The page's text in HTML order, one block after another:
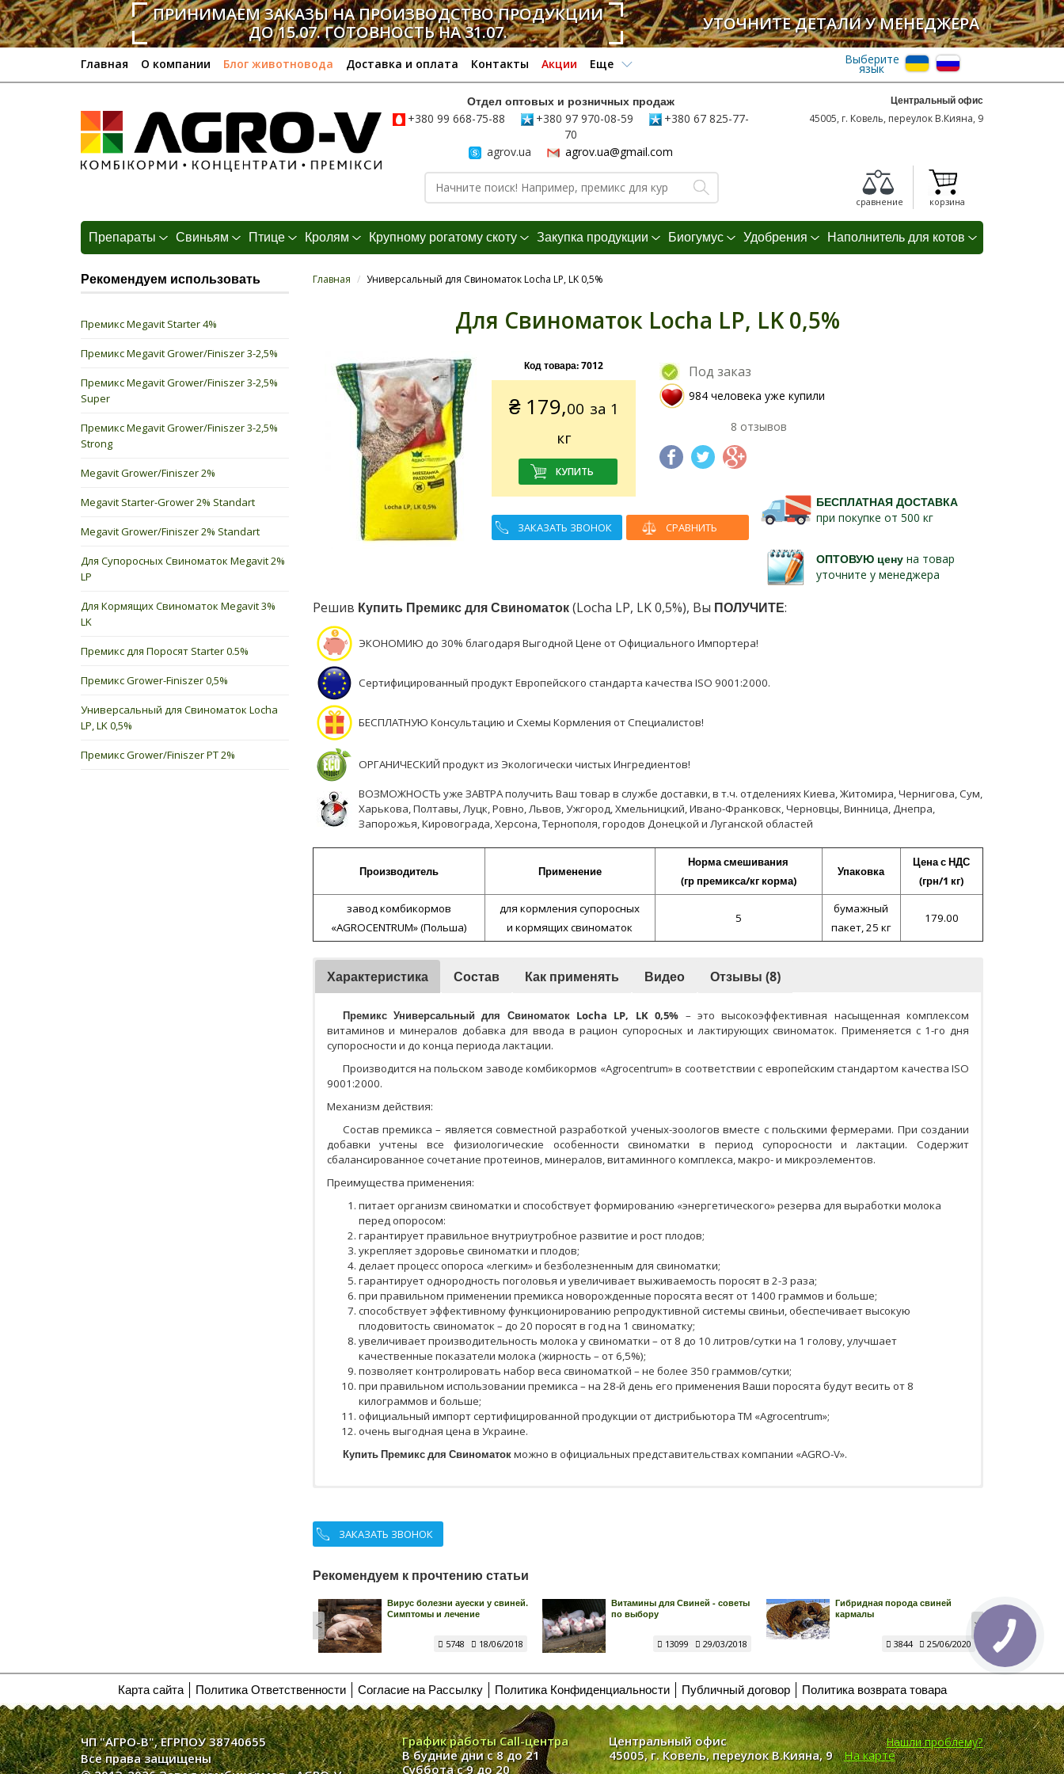
ПРИНИМАЕМ ЗАКАЗЫ НА ПРОИЗВОДСТВО ПРОДУКЦИИ
ДО 15.07. ГОТОВНОСТЬ НА 31.07.
УТОЧНИТЕ ДЕТАЛИ У МЕНЕДЖЕРА
Главная О компании Блог животновода Доставка и оплата Контакты Акции Еще Выберите
язык
Отдел оптовых и розничных продаж
+380 99 668-75-88
+380 97 970-08-59
+380 67 825-77-
70
agrov.ua
agrov.ua@gmail.com
Центральный офис
45005, г. Ковель, переулок В.Кияна, 9
сравнение корзина
Препараты Свиньям Птице Кролям Крупному рогатому скоту Закупка продукции Биогумус Удобрения Наполнитель для котов
Рекомендуем использовать
Премикс Megavit Starter 4%
Премикс Megavit Grower/Finiszer 3-2,5%
Премикс Megavit Grower/Finiszer 3-2,5%
Super
Премикс Megavit Grower/Finiszer 3-2,5%
Strong
Megavit Grower/Finiszer 2%
Megavit Starter-Grower 2% Standart
Megavit Grower/Finiszer 2% Standart
Для Супоросных Свиноматок Megavit 2%
LP
Для Кормящих Свиноматок Megavit 3%
LK
Премикс для Поросят Starter 0.5%
Премикс Grower-Finiszer 0,5%
Универсальный для Свиноматок Locha
LP, LK 0,5%
Премикс Grower/Finiszer PT 2%
Главная / Универсальный для Свиноматок Locha LP, LK 0,5%
Для Свиноматок Locha LP, LK 0,5%
Код товара:7012
₴ 179,00 за 1
кг
Под заказ
984 человека уже купили
8 отзывов
ЗАКАЗАТЬ ЗВОНОК СРАВНИТЬ
БЕСПЛАТНАЯ ДОСТАВКА
при покупке от 500 кг
ОПТОВУЮ цену на товар
уточните у менеджера
Решив Купить Премикс для Свиноматок(Locha LP, LK 0,5%), Вы ПОЛУЧИТЕ:
ЭКОНОМИЮ до 30% благодаря Выгодной Цене от Официального Импортера!
Сертифицированный продукт Европейского стандарта качества ISO 9001:2000.
БЕСПЛАТНУЮ Консультацию и Схемы Кормления от Специалистов!
ОРГАНИЧЕСКИЙ продукт из Экологически чистых Ингредиентов!
ВОЗМОЖНОСТЬ уже ЗАВТРА получить Ваш товар в службе доставки, в т.ч. отделениях Киева, Житомира, Чернигова, Сум,
Харькова, Полтавы, Луцк, Ровно, Львов, Ужгород, Хмельницкий, Ивано-Франковск, Черновцы, Винница, Днепра,
Запорожья, Кировограда, Херсона, Тернополя, городов Донецкой и Луганской областей
Производитель Применение
Норма смешивания
(гр премикса/кг корма)
Упаковка
Цена с НДС
(грн/1 кг)
завод комбикормов
«AGROCENTRUM» (Польша)
для кормления супоросных
и кормящих свиноматок
5
бумажный
пакет, 25 кг
179.00
Характеристика Состав Как применять Видео Отзывы (8)
Премикс Универсальный для Свиноматок Locha LP, LK 0,5% – это высокоэффективная насыщенная комплексом
витаминов и минералов добавка для ввода в рацион супоросных и лактирующих свиноматок. Применяется с 1-го дня
супоросности и до конца периода лактации.
Производится на польском заводе комбикормов «Agrocentrum» в соответствии с европейским стандартом качества ISO
9001:2000.
Механизм действия:
Состав премикса – является совместной разработкой ученых-зоологов вместе с польскими фермерами. При создании
добавки учтены все физиологические особенности свиноматки в период супоросности и лактации. Содержит
сбалансированное сочетание протеинов, минералов, витаминного комплекса, макро- и микроэлементов.
Преимущества применения:
питает организм свиноматки и способствует формированию «энергетического» резерва для выработки молока
перед опоросом:
гарантирует правильное внутриутробное развитие и рост плодов;
укрепляет здоровье свиноматки и плодов;
делает процесс опороса «легким» и безболезненным для свиноматки;
гарантирует однородность поголовья и увеличивает выживаемость поросят в 2-3 раза;
при правильном применении премикса новорожденные поросята весят от 1400 граммов и больше;
способствует эффективному функционированию репродуктивной системы свиньи, обеспечивает высокую
плодовитость свиноматок – до 20 поросят в год на 1 свиноматку;
увеличивает производительность молока у свиноматки – от 8 до 10 литров/сутки на 1 голову, улучшает
качественные показатели молока (жирность – от 6,5%);
позволяет контролировать набор веса свиноматкой – не более 350 граммов/сутки;
при правильном использовании премикса – на 28-й день его применения Ваши поросята будут весить от 8
килограммов и больше;
официальный импорт сертифицированной продукции от дистрибьютора ТМ «Agrocentrum»;
очень выгодная цена в Украине.
Купить Премикс для Свиноматокможно в официальных представительствах компании «AGRO-V».
ЗАКАЗАТЬ ЗВОНОК
Рекомендуем к прочтению статьи
Вирус болезни ауески у свиней.
Симптомы и лечение
5748 18/06/2018
Витамины для Свиней - советы
по выбору
13099 29/03/2018
Гибридная порода свиней
кармалы
3844 25/06/2020
< >
Карта сайта Политика Ответственности Согласие на Рассылку Политика Конфиденциальности Публичный договор Политика возврата товара
ЧП "АГРО-В", ЕГРПОУ 38740655
Все права защищены
График работы Call-центра
В будние дни с 8 до 21
Суббота с 9 до 20
Нашли проблему?
Центральный офис
45005, г. Ковель, переулок В.Кияна, 9 На карте